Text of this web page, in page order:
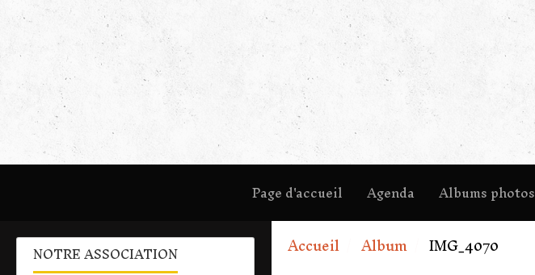
Page d'accueil Agenda Albums photos
Accueil Album IMG_4070
NOTRE ASSOCIATION